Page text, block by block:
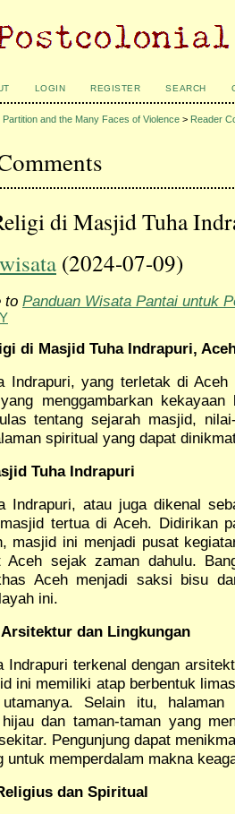
LOGIN REGISTER SEARCH
Partition and the Many Faces of Violence > Reader
di Masjid Tuha
(2024-07-09)
to Panduan Wisata Pantai untuk
di Masjid Tuha Indrapuri,
Indrapuri, yang terletak di
menggambarkan
tentang sejarah masjid,
spiritual yang dapat
Tuha Indrapuri
Indrapuri, atau juga dikenal
tertua di Aceh. Didirikan
masjid ini menjadi pusat
Aceh sejak zaman dahulu.
Aceh menjadi saksi bisu
ini.
dan Lingkungan
Indrapuri terkenal dengan
ini memiliki atap berbentuk
utamanya. Selain itu,
hijau dan taman-taman yang
Pengunjung dapat
untuk memperdalam makna
dan Spiritual